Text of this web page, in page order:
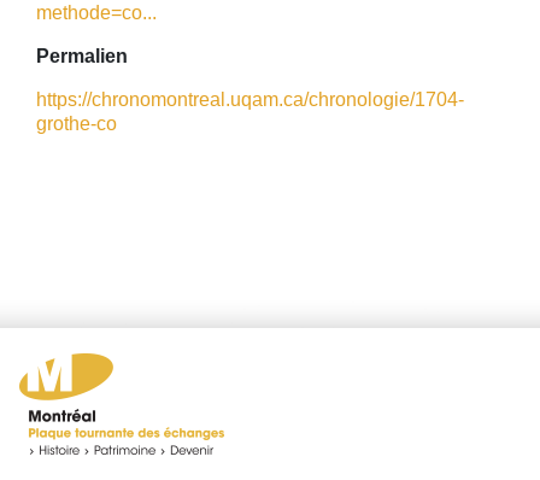
methode=co...
Permalien
https://chronomontreal.uqam.ca/chronologie/1704-
grothe-co